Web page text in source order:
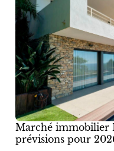
Marché immobilier
prévisions pour